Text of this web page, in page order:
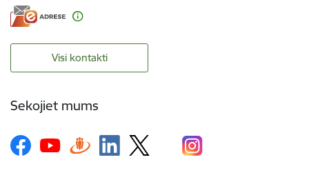
Visi kontakti
Sekojiet mums